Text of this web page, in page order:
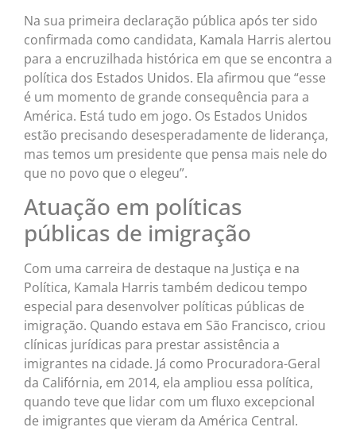
Na sua primeira declaração pública após ter sido
confirmada como candidata, Kamala Harris alertou
para a encruzilhada histórica em que se encontra a
política dos Estados Unidos. Ela afirmou que “esse
é um momento de grande consequência para a
América. Está tudo em jogo. Os Estados Unidos
estão precisando desesperadamente de liderança,
mas temos um presidente que pensa mais nele do
que no povo que o elegeu”.
Atuação em políticas
públicas de imigração
Com uma carreira de destaque na Justiça e na
Política, Kamala Harris também dedicou tempo
especial para desenvolver políticas públicas de
imigração. Quando estava em São Francisco, criou
clínicas jurídicas para prestar assistência a
imigrantes na cidade. Já como Procuradora-Geral
da Califórnia, em 2014, ela ampliou essa política,
quando teve que lidar com um fluxo excepcional
de imigrantes que vieram da América Central.